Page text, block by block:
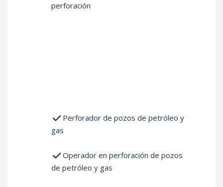
perforación
Perforador de pozos de petróleo y
gas
Operador en perforación de pozos
de petróleo y gas